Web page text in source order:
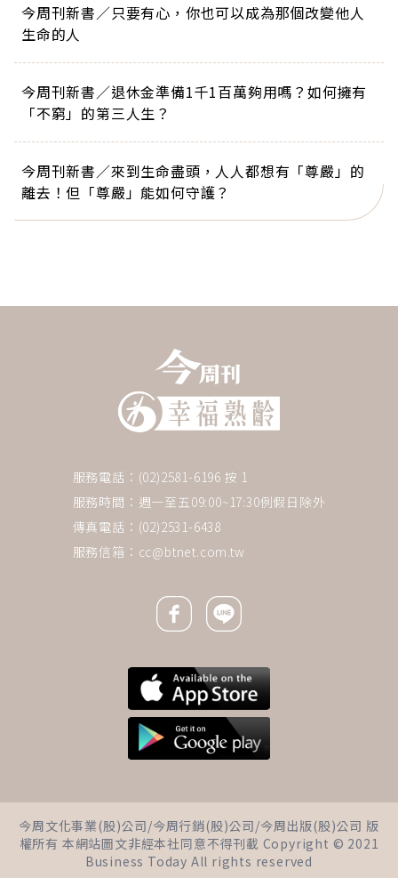
65歲以上就「老人」？戰後嬰兒
潮世代撕標籤：有錢有閒活躍
老，發揮壯高齡「銀響力」
今周刊新書／只要有心，你也可以成為那個改變他人
生命的人
今周刊新書／退休金準備1千1百萬夠用嗎？如何擁有
「不窮」的第三人生？
今周刊新書／來到生命盡頭，人人都想有「尊嚴」的
離去！但「尊嚴」能如何守護？
服務電話：(02)2581-6196 按 1
服務時間：週一至五09:00~17:30例假日除外
傳真電話：(02)2531-6438
服務信箱： cc@btnet.com.tw
Facebook icon
Line icon
今周文化事業(股)公司/今周行銷(股)公司/今周出版(股)公司 版
權所有 本網站圖文非經本社同意不得刊載 Copyright © 2021
Business Today All rights reserved